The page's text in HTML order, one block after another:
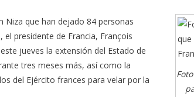
Niza que han dejado 84 personas
presidente de Francia, François
jueves la extensión del Estado de
tres meses más, así como la
del Ejército frances para velar por la